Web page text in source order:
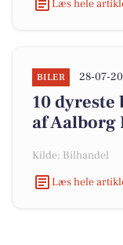
Læs hele
BILER 28-07-
10
af Aalborg
Kilde: Bilhandel
Læs hele